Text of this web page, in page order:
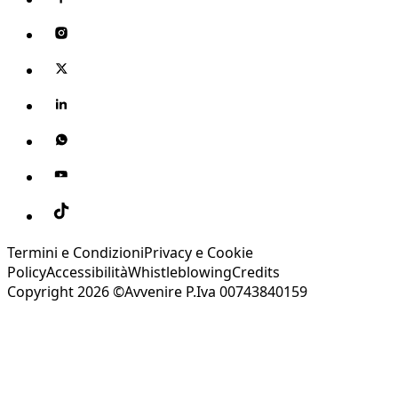
Termini e CondizioniPrivacy e Cookie
PolicyAccessibilitàWhistleblowingCredits
Copyright 2026 ©Avvenire P.Iva 00743840159